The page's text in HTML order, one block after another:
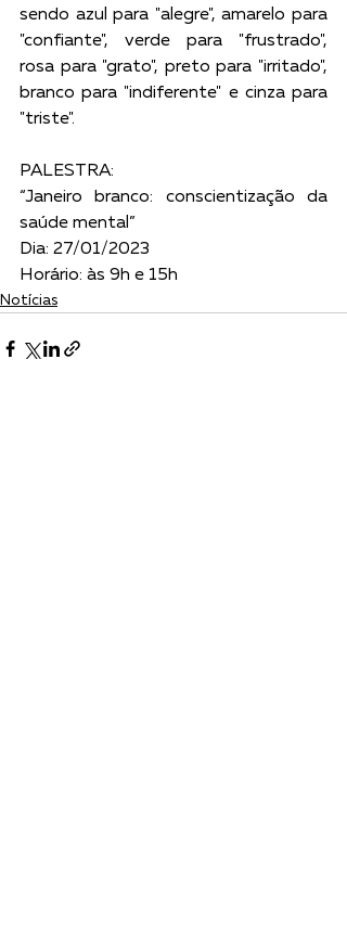
sendo azul para "alegre", amarelo para
"confiante", verde para "frustrado",
rosa para "grato", preto para "irritado",
branco para "indiferente" e cinza para
"triste".
PALESTRA:
“Janeiro branco: conscientização da
saúde mental”
Dia: 27/01/2023
Horário: às 9h e 15h
Notícias